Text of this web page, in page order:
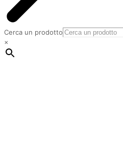
Cerca un prodotto
×